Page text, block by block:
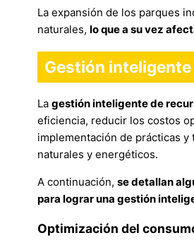
La expansión de los parques
naturales, lo que a su vez
Gestión
La gestión inteligente de
eficiencia, reducir los costos
implementación de prácticas
naturales y energéticos.
A continuación, se detallan
para lograr una gestión
Optimización del